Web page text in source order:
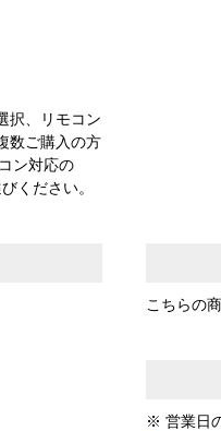
択、リモコン
数ご購入の方
ン対応の
ください。
こちらの
※ 営業日